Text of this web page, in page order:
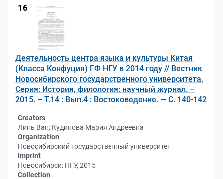
16
Деятельность центра языка и культуры Китая
(Класса Конфуция) ГФ НГУ в 2014 году // Вестник
Новосибирского государственного университета.
Серия: История, филология: научный журнал. –
2015. – Т.14 : Вып.4 : Востоковедение. — С. 140-142
Creators
Линь Ван; Кудинова Мария Андреевна
Organization
Новосибирский государственный университет
Imprint
Новосибирск: НГУ, 2015
Collection